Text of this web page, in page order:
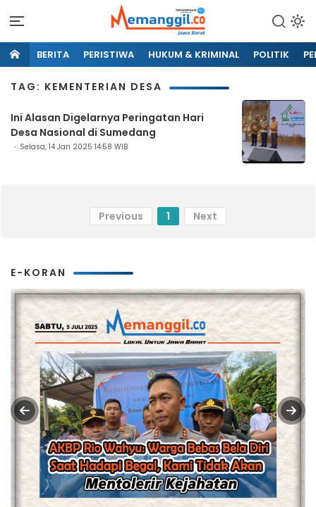
BERITA PERISTIWA HUKUM & KRIMINAL POLITIK
TAG: KEMENTERIAN DESA
Ini Alasan Digelarnya Peringatan Hari
Desa Nasional di Sumedang
Selasa, 14 Jan 2025 14:58 WIB
Previous 1 Next
E-KORAN